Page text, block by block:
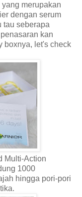
merupakan
dengan serum
tau seberapa
kan
boxnya, let's check
Multi-Action
1000
hingga pori-pori